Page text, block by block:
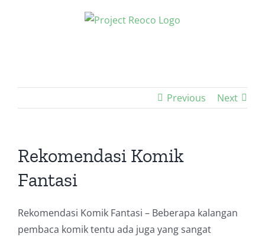
Previous Next
Rekomendasi Komik
Fantasi
Rekomendasi Komik Fantasi – Beberapa kalangan
pembaca komik tentu ada juga yang sangat